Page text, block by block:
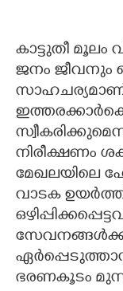
കാട്ടുതീ മൂലം
ജനം ജീവനും
നിരീക്ഷണം
മേഖലയിലെ
വാടക
ഏർപ്പെടുത്താൻ
ഭരണകൂടം